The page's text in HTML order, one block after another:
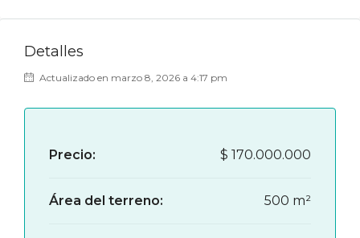
Detalles
Actualizado en marzo 8, 2026 a 4:17 pm
Precio: $ 170.000.000‎
Área del terreno: 500 m²